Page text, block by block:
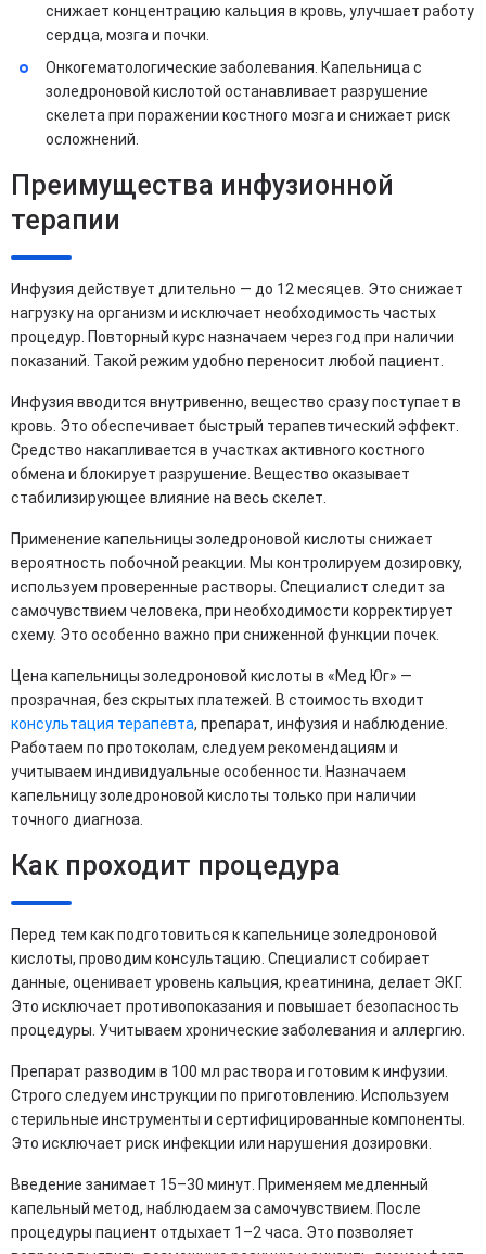
снижает концентрацию кальция в кровь, улучшает работу
сердца, мозга и почки.
Онкогематологические заболевания. Капельница с
золедроновой кислотой останавливает разрушение
скелета при поражении костного мозга и снижает риск
осложнений.
Преимущества инфузионной
терапии
Инфузия действует длительно — до 12 месяцев. Это снижает
нагрузку на организм и исключает необходимость частых
процедур. Повторный курс назначаем через год при наличии
показаний. Такой режим удобно переносит любой пациент.
Инфузия вводится внутривенно, вещество сразу поступает в
кровь. Это обеспечивает быстрый терапевтический эффект.
Средство накапливается в участках активного костного
обмена и блокирует разрушение. Вещество оказывает
стабилизирующее влияние на весь скелет.
Применение капельницы золедроновой кислоты снижает
вероятность побочной реакции. Мы контролируем дозировку,
используем проверенные растворы. Специалист следит за
самочувствием человека, при необходимости корректирует
схему. Это особенно важно при сниженной функции почек.
Цена капельницы золедроновой кислоты в «Мед Юг» —
прозрачная, без скрытых платежей. В стоимость входит
консультация терапевта, препарат, инфузия и наблюдение.
Работаем по протоколам, следуем рекомендациям и
учитываем индивидуальные особенности. Назначаем
капельницу золедроновой кислоты только при наличии
точного диагноза.
Как проходит процедура
Перед тем как подготовиться к капельнице золедроновой
кислоты, проводим консультацию. Специалист собирает
данные, оценивает уровень кальция, креатинина, делает ЭКГ.
Это исключает противопоказания и повышает безопасность
процедуры. Учитываем хронические заболевания и аллергию.
Препарат разводим в 100 мл раствора и готовим к инфузии.
Строго следуем инструкции по приготовлению. Используем
стерильные инструменты и сертифицированные компоненты.
Это исключает риск инфекции или нарушения дозировки.
Введение занимает 15–30 минут. Применяем медленный
капельный метод, наблюдаем за самочувствием. После
процедуры пациент отдыхает 1–2 часа. Это позволяет